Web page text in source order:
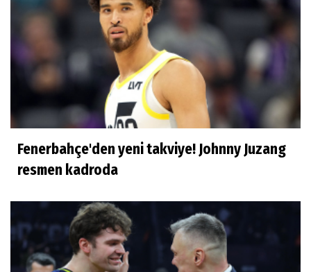
Fenerbahçe'den yeni takviye! Johnny Juzang
resmen kadroda